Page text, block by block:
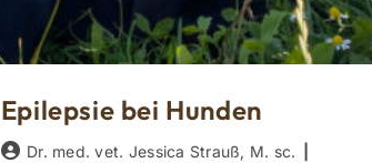
Epilepsie bei Hunden
Beitrags-
Dr. med. vet. Jessica Strauß, M. sc.